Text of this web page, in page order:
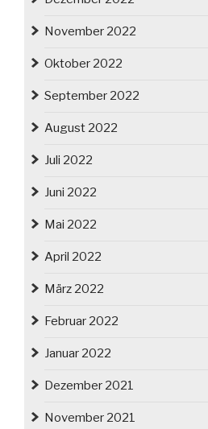
November 2022
Oktober 2022
September 2022
August 2022
Juli 2022
Juni 2022
Mai 2022
April 2022
März 2022
Februar 2022
Januar 2022
Dezember 2021
November 2021